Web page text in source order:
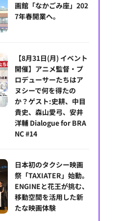
画館「なかごみ座」202
7年春開業へ。
【8月31日(月) イベント
開催】アニメ監督・プ
ロデューサーたちはア
ヌシーで何を得たの
か？ゲスト:史耕、中目
貴史、森山愛弓、安井
洋輔 Dialogue for BRA
NC #14
日本初のタクシー映画
祭「TAXIATER」始動。
ENGINEと花王が挑む、
移動空間を活用した新
たな映画体験